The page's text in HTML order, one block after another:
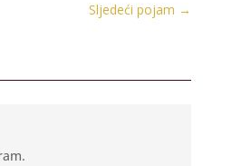
Sljedeći pojam →